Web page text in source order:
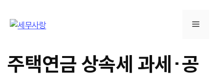
메
주택연금 상속세 과세·공